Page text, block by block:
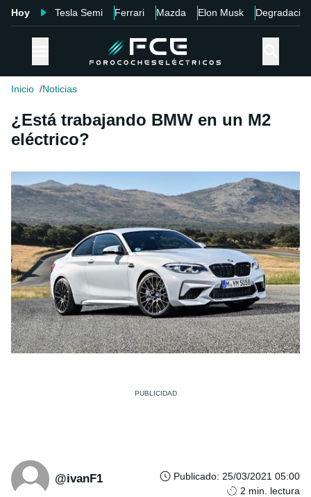
Hoy Tesla Semi Ferrari Mazda Elon Musk Degradación
Inicio Noticias
¿Está trabajando BMW en un M2
eléctrico?
@ivanF1 Publicado: 25/03/2021 05:00
2 min. lectura